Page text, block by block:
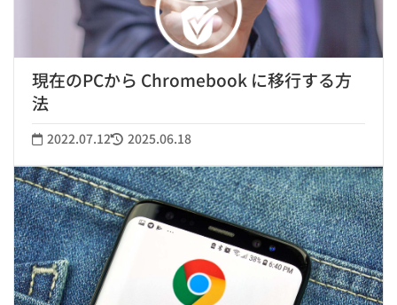
現在のPCから Chromebook に移行する方
法
2022.07.12 2025.06.18